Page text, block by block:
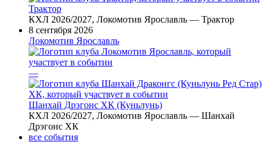
Трактор
КХЛ 2026/2027, Локомотив Ярославль — Трактор
8 сентября 2026
Локомотив Ярославль
—
Шанхай Дрэгонс ХК (Куньлунь)
КХЛ 2026/2027, Локомотив Ярославль — Шанхай
Дрэгонс ХК
все события